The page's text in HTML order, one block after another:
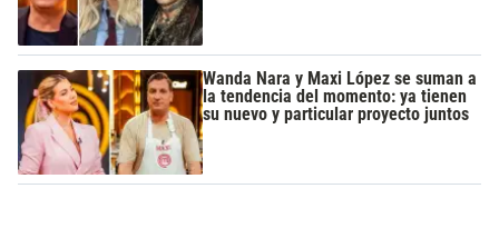
Wanda Nara y Maxi López se suman a
la tendencia del momento: ya tienen
su nuevo y particular proyecto juntos